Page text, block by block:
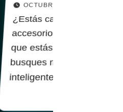
OCTUBRE 13, 2025
¿Estás cansado de los
accesorios aburridos?
que estás realmente
busques más! Te
inteligente - sí, lees bien,